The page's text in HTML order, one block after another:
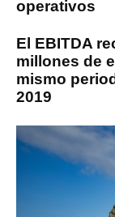
operativos
El EBITDA
millones de
mismo
2019